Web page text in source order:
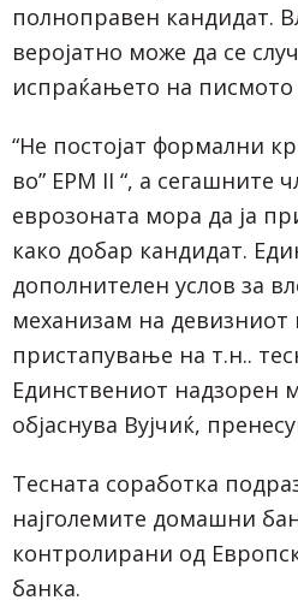
полноправен кандидат.
веројатно може да се
испраќањето на писмото
“Не постојат формални
во” ЕРМ II “, а сегашните
еврозоната мора да ја
како добар кандидат.
дополнителен услов за
механизам на девизниот
пристапување на т.н..
Единствениот надзорен
објаснува Вујчиќ,
Тесната соработка
најголемите домашни
контролирани од
банка.